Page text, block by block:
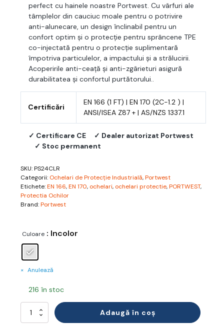
perfect cu hainele noastre Portwest. Cu vârfuri ale
tâmplelor din cauciuc moale pentru o potrivire
anti-alunecare, un design înclinabil pentru un
confort optim și o protecție pentru sprâncene TPE
co-injectată pentru o protecție suplimentară
împotriva particulelor, a impactului și a strălucirii.
Acoperirile anti-ceață și anti-zgârieturi asigură
durabilitatea și confortul purtătorului..
Certificări
EN 166 (1 FT) | EN 170 (2C-1.2 ) |
ANSI/ISEA Z87 + | AS/NZS 1337.1
✓ Certificare CE
✓ Dealer autorizat Portwest
✓ Stoc permanent
SKU:PS24CLR
Categorii: Ochelari de Protecție Industrială,Portwest
Etichete:EN 166,EN 170, ochelari, ochelari protectie,PORTWEST,
Protectia Ochilor
Brand:Portwest
Culoare : Incolor
Anulează
216 în stoc
Cantitate
Adaugă în coș